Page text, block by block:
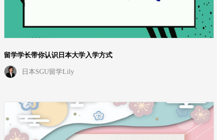
留学学长带你认识日本大学入学方式
日本SGU留学Lily